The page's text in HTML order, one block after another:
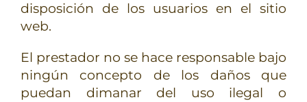
disposición de los usuarios en el sitio
web.
El prestador no se hace responsable bajo
ningún concepto de los daños que
puedan dimanar del uso ilegal o